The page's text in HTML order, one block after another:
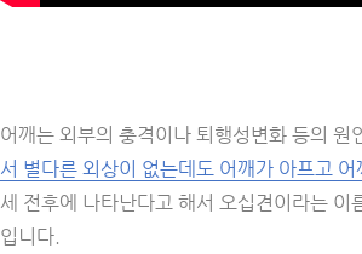
어깨는 외부의 충격이나 퇴행성변화 등의
서 별다른 외상이 없는데도 어깨가 아프고
세 전후에 나타난다고 해서 오십견이라는
입니다.